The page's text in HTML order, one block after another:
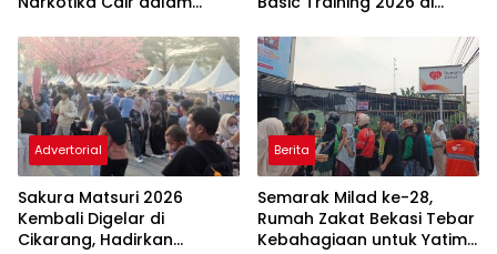
Advertorial
Sakura Matsuri 2026
Kembali Digelar di
Cikarang, Hadirkan
Berita
Semarak Milad ke-28,
Rumah Zakat Bekasi Tebar
Kebahagiaan untuk Yatim,